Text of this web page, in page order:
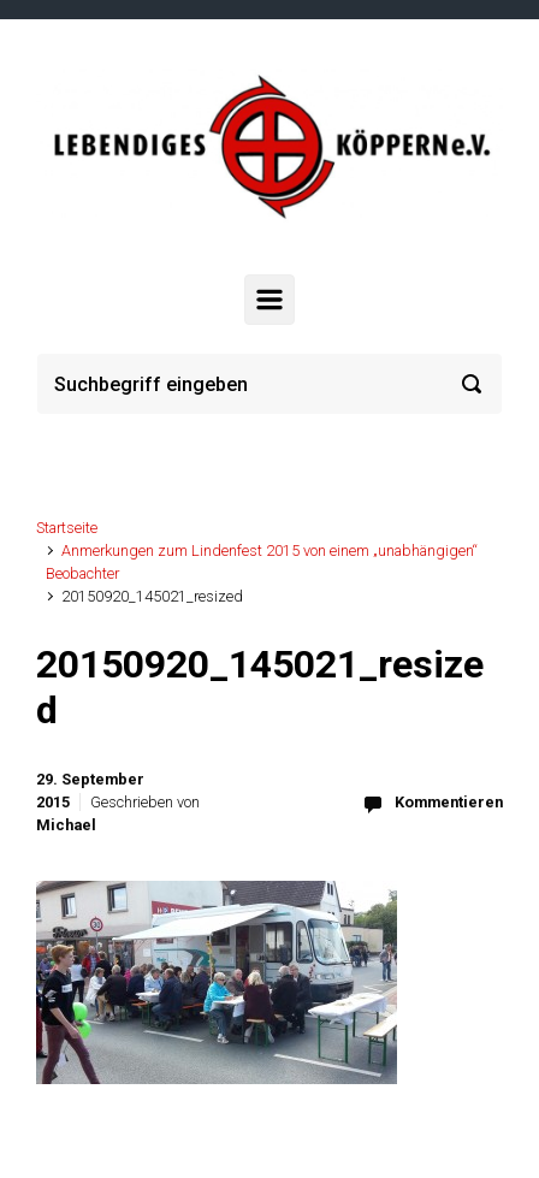
Zum Hauptinhalt springen
Startseite
Anmerkungen zum Lindenfest 2015 von einem „unabhängigen“
Beobachter
20150920_145021_resized
20150920_145021_resize
d
29. September
2015
Geschrieben von
Michael
Kommentieren